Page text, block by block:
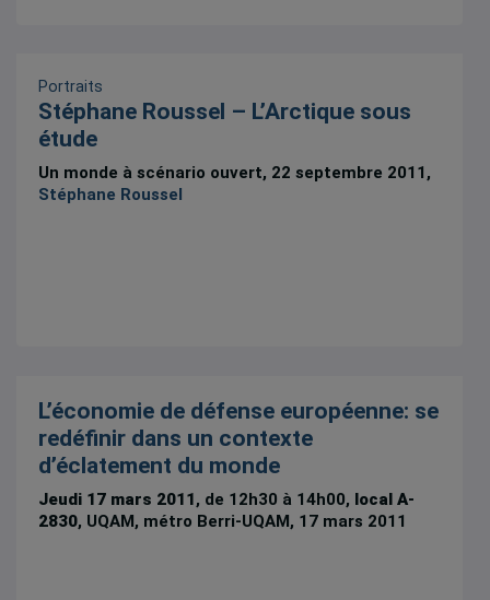
Portraits
Stéphane Roussel – L’Arctique sous
étude
Un monde à scénario ouvert, 22 septembre 2011,
Stéphane Roussel
L’économie de défense européenne: se
redéfinir dans un contexte
d’éclatement du monde
Jeudi 17 mars 2011, de 12h30 à 14h00, local A-
2830, UQAM, métro Berri-UQAM, 17 mars 2011